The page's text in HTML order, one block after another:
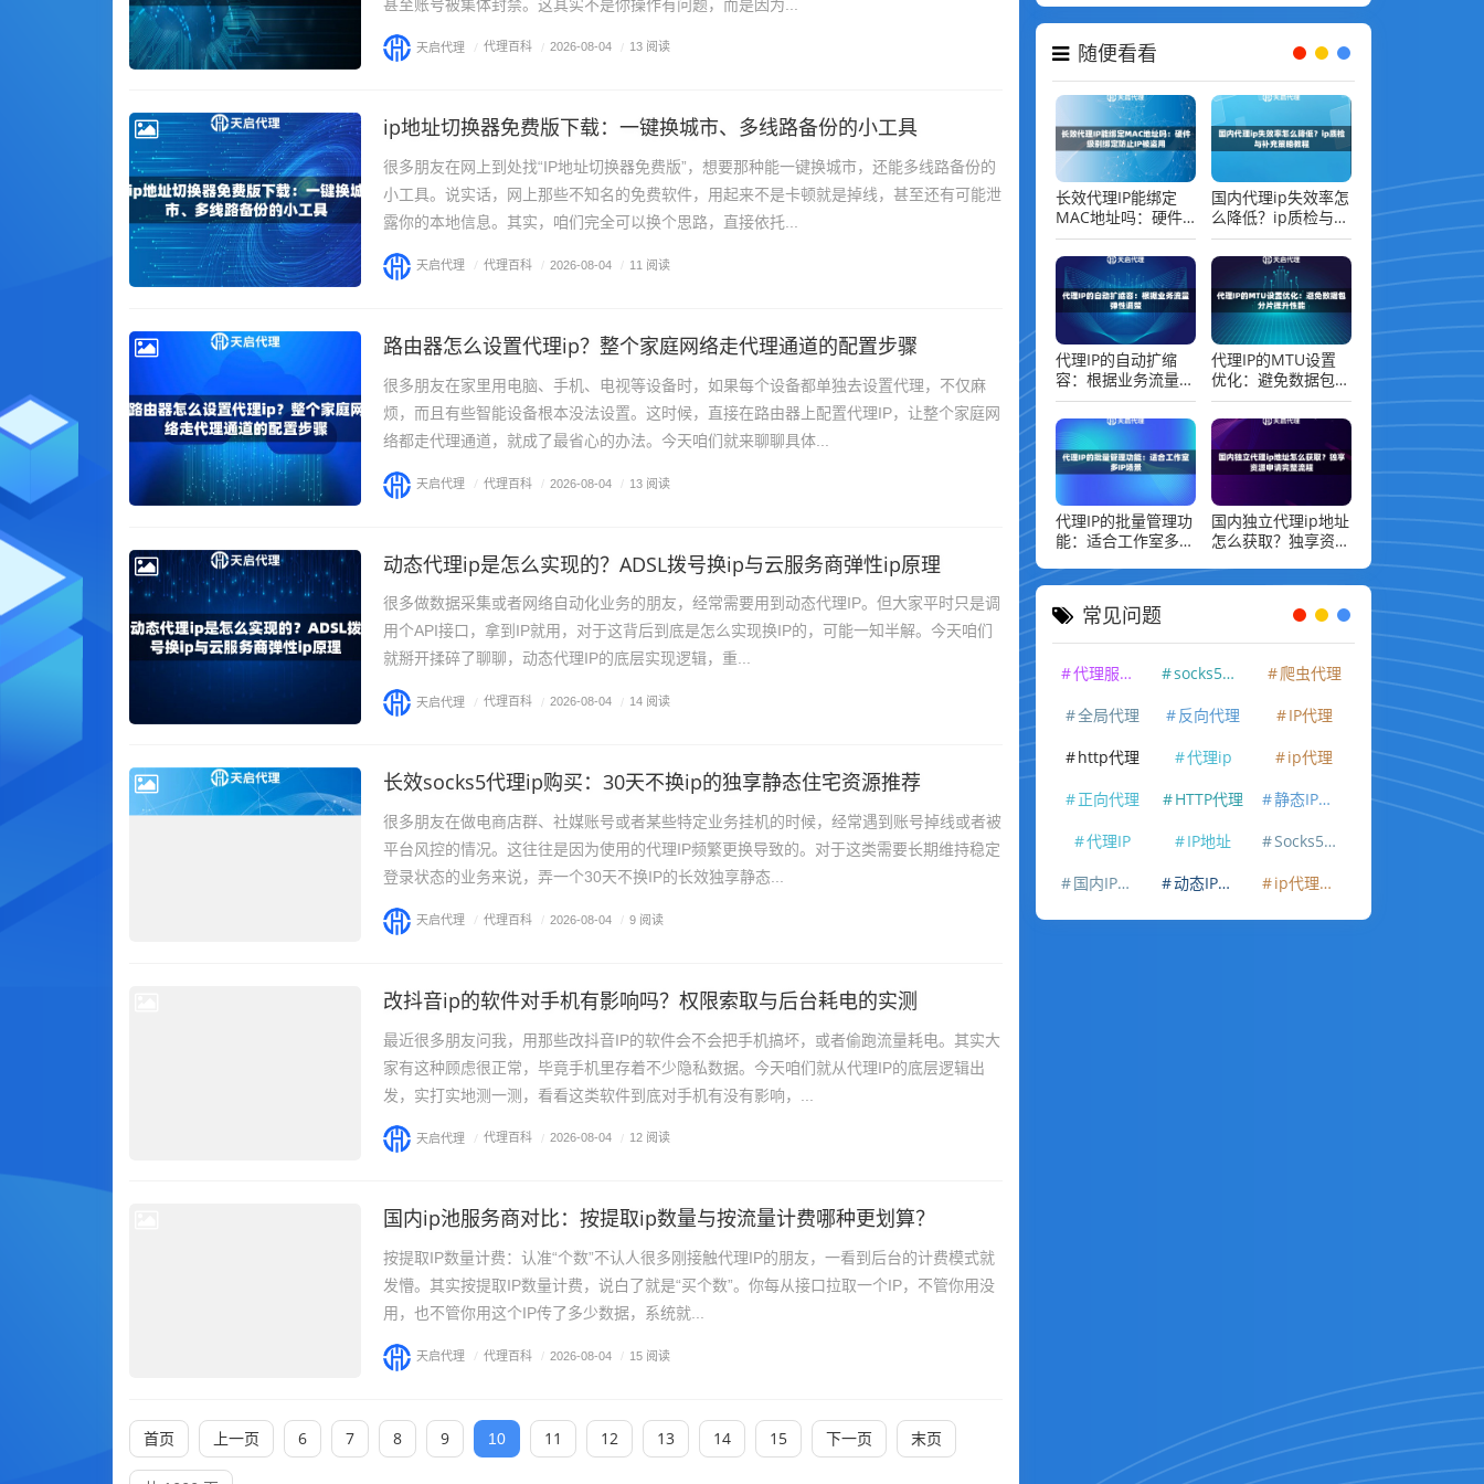
甚至账号被集体封禁。这其实不是你操作有问题，而是因为...
天启代理 / 代理百科 / 2026-08-04 / 13 阅读
ip地址切换器免费版下载：一键换城市、多线路备份的小工具
很多朋友在网上到处找“IP地址切换器免费版”，想要那种能一键换城市，还能多线路备份的
小工具。说实话，网上那些不知名的免费软件，用起来不是卡顿就是掉线，甚至还有可能泄
露你的本地信息。其实，咱们完全可以换个思路，直接依托...
天启代理 / 代理百科 / 2026-08-04 / 11 阅读
路由器怎么设置代理ip？整个家庭网络走代理通道的配置步骤
很多朋友在家里用电脑、手机、电视等设备时，如果每个设备都单独去设置代理，不仅麻
烦，而且有些智能设备根本没法设置。这时候，直接在路由器上配置代理IP，让整个家庭网
络都走代理通道，就成了最省心的办法。今天咱们就来聊聊具体...
天启代理 / 代理百科 / 2026-08-04 / 13 阅读
动态代理ip是怎么实现的？ADSL拨号换ip与云服务商弹性ip原理
很多做数据采集或者网络自动化业务的朋友，经常需要用到动态代理IP。但大家平时只是调
用个API接口，拿到IP就用，对于这背后到底是怎么实现换IP的，可能一知半解。今天咱们
就掰开揉碎了聊聊，动态代理IP的底层实现逻辑，重...
天启代理 / 代理百科 / 2026-08-04 / 14 阅读
长效socks5代理ip购买：30天不换ip的独享静态住宅资源推荐
很多朋友在做电商店群、社媒账号或者某些特定业务挂机的时候，经常遇到账号掉线或者被
平台风控的情况。这往往是因为使用的代理IP频繁更换导致的。对于这类需要长期维持稳定
登录状态的业务来说，弄一个30天不换IP的长效独享静态...
天启代理 / 代理百科 / 2026-08-04 / 9 阅读
改抖音ip的软件对手机有影响吗？权限索取与后台耗电的实测
最近很多朋友问我，用那些改抖音IP的软件会不会把手机搞坏，或者偷跑流量耗电。其实大
家有这种顾虑很正常，毕竟手机里存着不少隐私数据。今天咱们就从代理IP的底层逻辑出
发，实打实地测一测，看看这类软件到底对手机有没有影响，...
天启代理 / 代理百科 / 2026-08-04 / 12 阅读
国内ip池服务商对比：按提取ip数量与按流量计费哪种更划算？
按提取IP数量计费：认准“个数”不认人很多刚接触代理IP的朋友，一看到后台的计费模式就
发懵。其实按提取IP数量计费，说白了就是“买个数”。你每从接口拉取一个IP，不管你用没
用，也不管你用这个IP传了多少数据，系统就...
天启代理 / 代理百科 / 2026-08-04 / 15 阅读
首页 上一页 6 7 8 9 10 11 12 13 14 15 下一页 末页
随便看看
长效代理IP能绑定
MAC地址吗：硬件
级别绑定防止IP被盗
用
国内代理ip失效率怎
么降低？ip质检与补
充策略教程
代理IP的自动扩缩
容：根据业务流量弹
性调整
代理IP的MTU设置
优化：避免数据包分
片提升性能
代理IP的批量管理功
能：适合工作室多IP
国内独立代理ip地址
怎么获取？独享资源
常见问题
代理服务器 socks5代理
爬虫代理
全局代理
反向代理
IP代理
http代理
代理ip
ip代理
正向代理
HTTP代理
静态IP代理
代理IP
IP地址
Socks5代理
国内IP代理
动态IP代理 ip代理软件